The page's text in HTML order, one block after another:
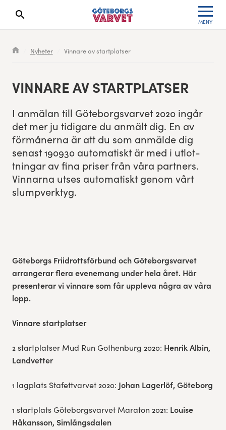
MENY
Sökresultaten dyker upp här
Nyheter Vinnare av startplatser
VINNARE AV STARTPLATSER
I anmälan till Göte­borgsvarvet 2020ingår
det mer ju tidi­gare du anmält dig. En av
för­mån­er­na är att du som anmälde dig
senast190930automa­tiskt är med i utlot­
tningar av fina pris­er från våra part­ners.
Vin­nar­na utses automa­tiskt genom vårt
slumpverktyg.
Göteborgs Friidrottsförbund och Göteborgsvarvet
arrangerar flera evenemang under hela året. Här
presenterar vi vinnare som får uppleva några av våra
lopp.
Vinnare startplatser
2 startplatser Mud Run Gothenburg 2020: Henrik Albin,
Landvetter
1 lagplats Stafettvarvet 2020: Johan Lagerlöf, Göteborg
1 startplats Göteborgsvarvet Maraton 2021: Louise
Håkansson, Simlångsdalen
Seedningsregler
Bana
Göteborgsvarvet Expo
Löparinspiration och träning
Spring för välgörenhet
Hållbarhet
Göteborgsvarvets historia
Funktionär/Volontär
Cityvarvet
Minivarvet
Lilla Varvet
Varvetmilen
Leverantörer
Partners Varvetveckan
Partnerportal
Anmälan